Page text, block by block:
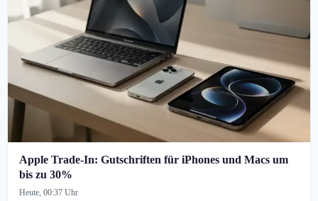
Apple Trade-In: Gutschriften für iPhones und Macs um
bis zu 30%
Heute, 00:37 Uhr